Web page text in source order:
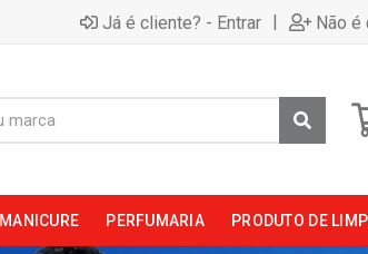
Já é cliente? - Entrar | Não é
MANICURE PERFUMARIA PRODUTO DE